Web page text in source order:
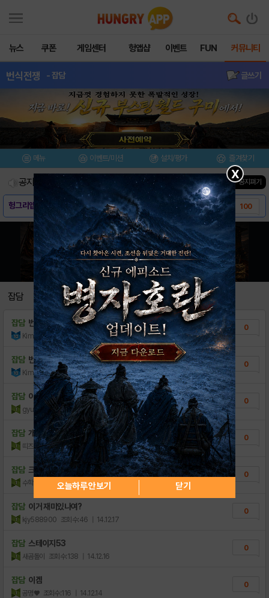
뉴스 쿠폰 게임센터 헝앱샵 이벤트 FUN 커뮤니티
번식전쟁 - 잡담 글쓰기
메뉴 이벤트/미션 설치/평가 즐겨찾기
공지사항 진행중인 이벤트0건 ▼ 공지펴기
헝그리앱 Dice 극찬, 번식전쟁(sperm .. 100
시공간을 초월한 번식의 물결 '번식전쟁' ..
[영상 리뷰] 간단하지만 엄청난 중독성을 보여..
[게임소개] - 번식전쟁 for kakao 0
[스크린샷] - 번식전쟁 for kakao
[다운로드링크] - 번식전쟁 for kakao
잡담
잡담 번식왕이 될테다!
Kim Hyungsun 조회수:224 | 15.07.04
0
잡담 번식번식
Kim Hyungsun 조회수:101 | 15.07.04
0
잡담 이거해보니까 어릴적에한 촉수전쟁이떠오름
gyu0628 조회수:73 | 14.12.23
0
잡담 개힘들어
띠즈1 조회수:56 | 14.12.21
0
잡담 크로마뇽인으로 올클리어하기
수학돌이 조회수:436 | 14.12.19
0
잡담 이거 재미있나여?
kjy588900 조회수:46 | 14.12.17
0
잡담 스테이지53
새곰돌이 조회수:138 | 14.12.16
0
잡담 이겜
공명♥ 조회수:116 | 14.12.14
0
X
오늘하루 안보기 닫기